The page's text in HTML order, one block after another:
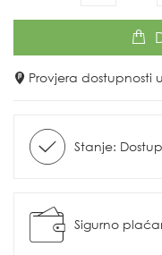
Provjera dostupnosti
Stanje:
Sigurno